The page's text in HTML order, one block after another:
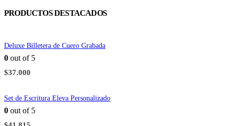
PRODUCTOS DESTACADOS
Deluxe Billetera de Cuero Grabada
0 out of 5
$37.000
Set de Escritura Eleva Personalizado
0 out of 5